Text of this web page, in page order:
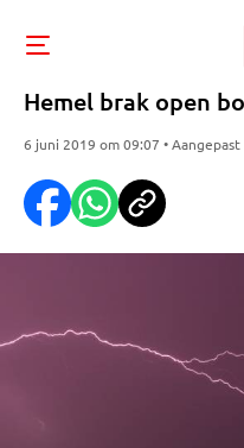
Hemel brak open
6 juni 2019 om 09:07 •